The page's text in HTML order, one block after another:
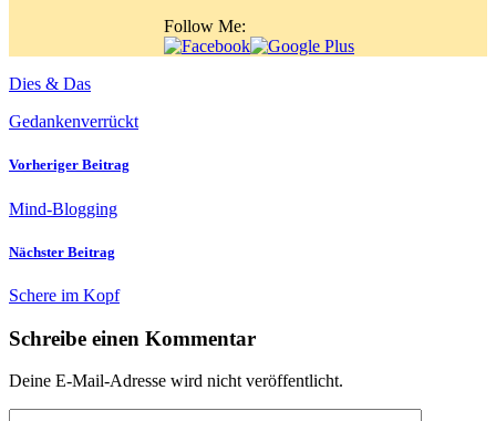
Follow Me:
Dies & Das
Gedankenverrückt
Vorheriger Beitrag
Mind-Blogging
Nächster Beitrag
Schere im Kopf
Schreibe einen Kommentar
Deine E-Mail-Adresse wird nicht veröffentlicht.